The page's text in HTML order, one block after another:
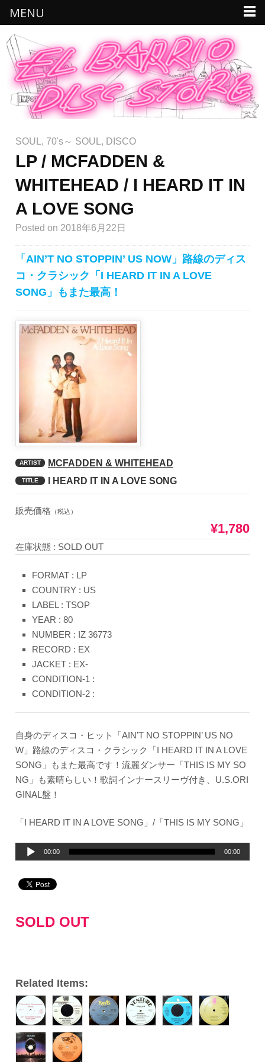
SOUL , 70's～ SOUL , DISCO
LP / MCFADDEN &
WHITEHEAD / I HEARD IT IN
A LOVE SONG
Posted on 2018年6月22日
「AIN’T NO STOPPIN’ US NOW」路線のディス
コ・クラシック「I HEARD IT IN A LOVE
SONG」もまた最高！
ARTIST MCFADDEN & WHITEHEAD
TITLE I HEARD IT IN A LOVE SONG
販売価格 （税込）
¥1,780
在庫状態 : SOLD OUT
FORMAT : LP
COUNTRY : US
LABEL : TSOP
YEAR : 80
NUMBER : IZ 36773
RECORD : EX
JACKET : EX-
CONDITION-1 :
CONDITION-2 :
自身のディスコ・ヒット「AIN’T NO STOPPIN’ US NO
W」路線のディスコ・クラシック「I HEARD IT IN A LOVE
SONG」もまた最高です！流麗ダンサー「THIS IS MY SO
NG」も素晴らしい！歌詞インナースリーヴ付き、U.S.ORI
GINAL盤！
「I HEARD IT IN A LOVE SONG」/「THIS IS MY SONG」
プ
ヤ
00:00 00:00
SOLD OUT
Related Items:
MENU